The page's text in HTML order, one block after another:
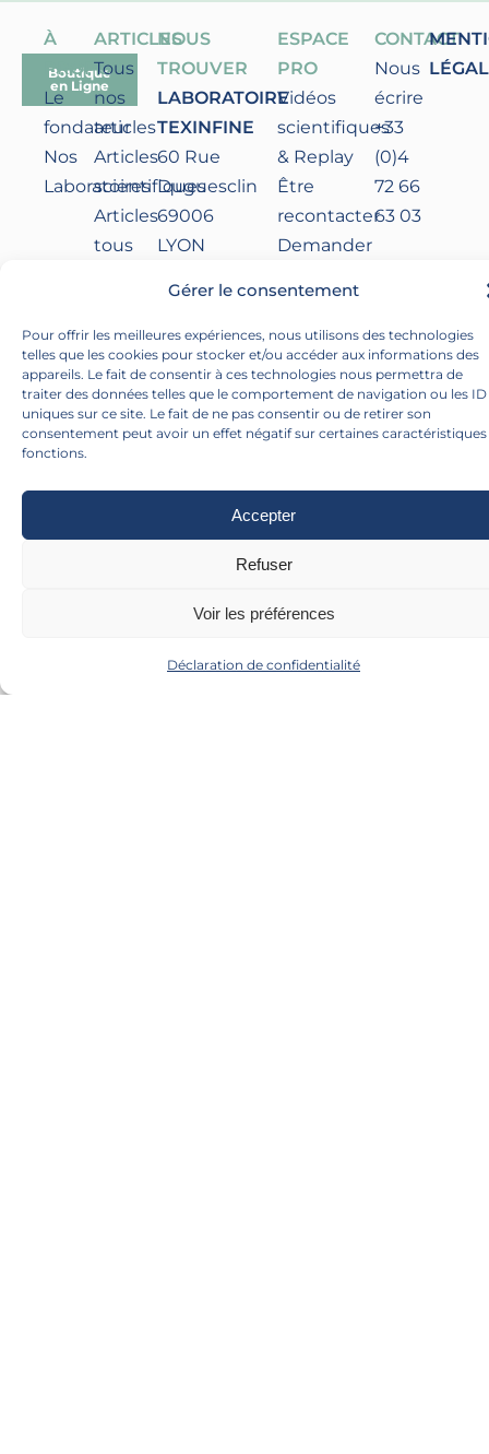
Gérer le consentement
Pour offrir les meilleures expériences, nous utilisons des technologies
telles que les cookies pour stocker et/ou accéder aux informations des
appareils. Le fait de consentir à ces technologies nous permettra de
traiter des données telles que le comportement de navigation ou les ID
uniques sur ce site. Le fait de ne pas consentir ou de retirer son
consentement peut avoir un effet négatif sur certaines
fonctions.
Accepter
Refuser
Voir les préférences
Déclaration de confidentialité
Boutique
en Ligne
À
PROPOS
Le
fondateur
Nos
Laboratoires
ARTICLES
Tous
nos
articles
Articles
scientifiques
Articles
tous
NOUS
TROUVER
LABORATOIRE
TEXINFINE
60 Rue
Duguesclin
69006
LYON
ESPACE
PRO
Vidéos
scientifiques
& Replay
Être
recontacter
Demander
CONTACT
Nous
écrire
+33
(0)4
72 66
63 03